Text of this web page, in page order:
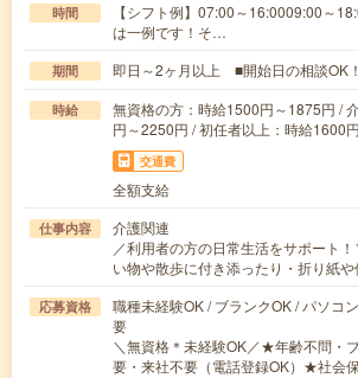
時間
【シフト例】07:00～16:0009:00～
は一例です！そ…
期間 即日～2ヶ月以上 ■開始日の相談OK！
時給
無資格の方：時給1500円～1875円 /
円～2250円 / 初任者以上：時給1600
交通費
全額支給
仕事内容
介護関連
／利用者の方の日常生活をサポート
い物や散歩に付き添ったり・折り紙
応募資格
職種未経験OK / ブランクOK / パソコ
要
＼無資格＊未経験OK／★年齢不問・
要・来社不要（電話登録OK）★社会